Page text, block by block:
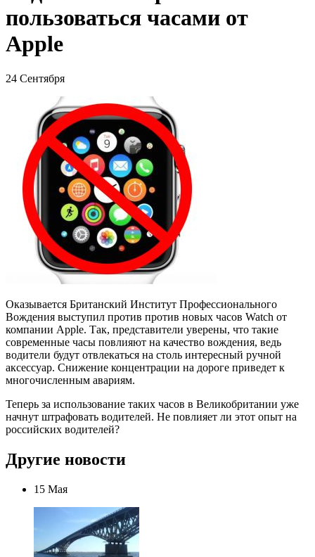
пользоваться часами от
Apple
24 Сентября
Оказывается Британский Институт Профессионального
Вождения выступил против против новых часов Watch от
компании Apple. Так, представители уверены, что такие
современные часы повлияют на качество вождения, ведь
водители будут отвлекаться на столь интересный ручной
аксессуар. Снижение концентрации на дороге приведет к
многочисленным авариям.
Теперь за использование таких часов в Великобритании уже
начнут штрафовать водителей. Не повлияет ли этот опыт на
российских водителей?
Другие новости
15 Мая